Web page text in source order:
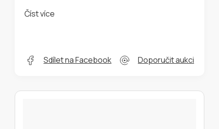
Číst více
Sdílet na Facebook Doporučit aukci